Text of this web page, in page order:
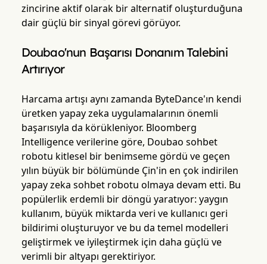
zincirine aktif olarak bir alternatif oluşturduğuna
dair güçlü bir sinyal görevi görüyor.
Doubao'nun Başarısı Donanım Talebini
Artırıyor
Harcama artışı aynı zamanda ByteDance'ın kendi
üretken yapay zeka uygulamalarının önemli
başarısıyla da körükleniyor. Bloomberg
Intelligence verilerine göre, Doubao sohbet
robotu kitlesel bir benimseme gördü ve geçen
yılın büyük bir bölümünde Çin'in en çok indirilen
yapay zeka sohbet robotu olmaya devam etti. Bu
popülerlik erdemli bir döngü yaratıyor: yaygın
kullanım, büyük miktarda veri ve kullanıcı geri
bildirimi oluşturuyor ve bu da temel modelleri
geliştirmek ve iyileştirmek için daha güçlü ve
verimli bir altyapı gerektiriyor.